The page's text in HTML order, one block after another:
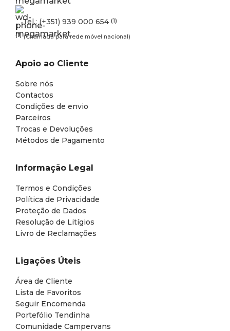
Tel.: (+351) 939 000 654 (1)
(1) (Chamada para rede móvel nacional)
Apoio ao Cliente
Sobre nós
Contactos
Condições de envio
Parceiros
Trocas e Devoluções
Métodos de Pagamento
Informação Legal
Termos e Condições
Política de Privacidade
Proteção de Dados
Resolução de Litígios
Livro de Reclamações
Ligações Úteis
Área de Cliente
Lista de Favoritos
Seguir Encomenda
Portefólio Tendinha
Comunidade Campervans